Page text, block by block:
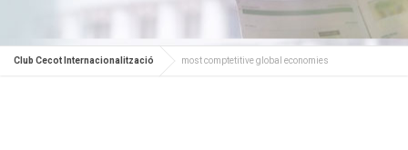
Club Cecot Internacionalització most comptetitive global economies